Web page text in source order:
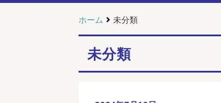
ホーム 未分類
未分類